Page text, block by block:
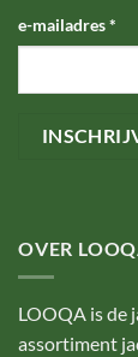
e-mailadres*
OVER
LOOQA is de
assortiment